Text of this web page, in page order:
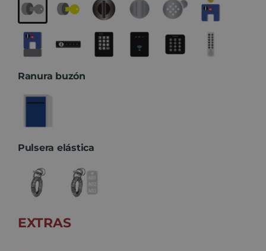
Ranura buzón
Pulsera elástica
EXTRAS